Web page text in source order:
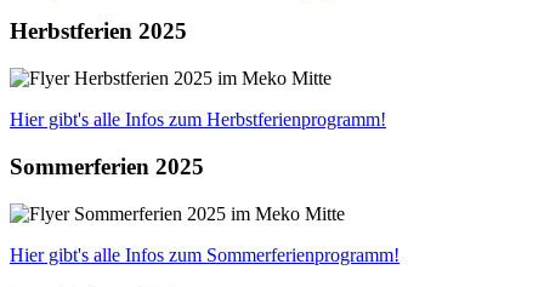
Herbstferien 2025
Hier gibt's alle Infos zum Herbstferienprogramm!
Sommerferien 2025
Hier gibt's alle Infos zum Sommerferienprogramm!